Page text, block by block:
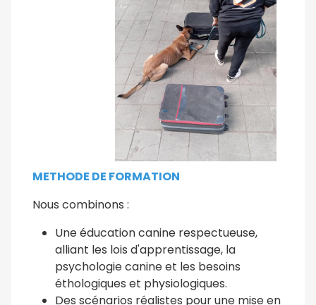
METHODE DE FORMATION
Nous combinons :
Une éducation canine respectueuse,
alliant les lois d'apprentissage, la
psychologie canine et les besoins
éthologiques et physiologiques.
Des scénarios réalistes pour une mise en